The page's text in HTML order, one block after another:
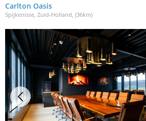
Carlton Oasis
Spijkenisse, Zuid-Holland , (36km)